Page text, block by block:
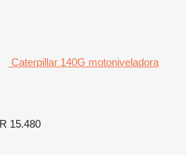
Caterpillar 140G motoniveladora
15.480